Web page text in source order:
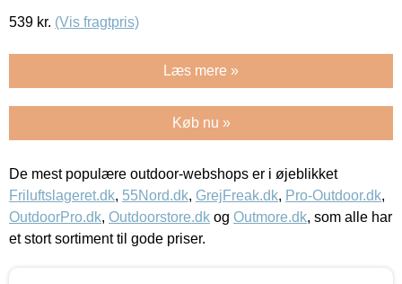
539 kr. (Vis fragtpris)
Læs mere »
Køb nu »
De mest populære outdoor-webshops er i øjeblikket
Friluftslageret.dk, 55Nord.dk, GrejFreak.dk, Pro-Outdoor.dk,
OutdoorPro.dk, Outdoorstore.dk og Outmore.dk, som alle har
et stort sortiment til gode priser.